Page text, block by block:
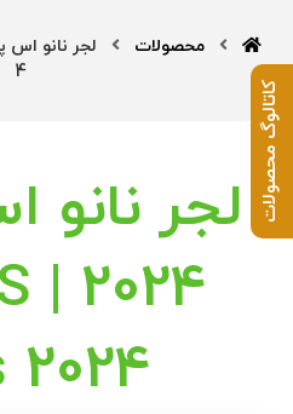
محصولات
4
لجر
2024
کاتالوگ محصولات